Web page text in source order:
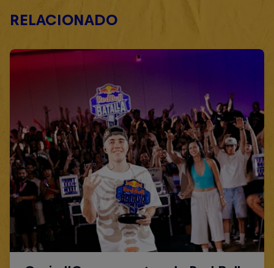
RELACIONADO